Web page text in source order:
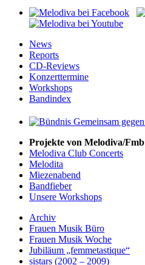
News
Reports
CD-Reviews
Konzerttermine
Workshops
Bandindex
Projekte von Melodiva/Fmb
Melodiva Club Concerts
Melodita
Miezenabend
Bandfieber
Unsere Workshops
Archiv
Frauen Musik Büro
Frauen Musik Woche
Jubiläum „femmetastique“
sistars (2002 – 2009)